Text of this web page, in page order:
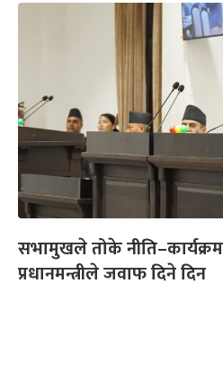
सभामुखले तोके
प्रधानमन्त्रीले जवाफ दिने दिन